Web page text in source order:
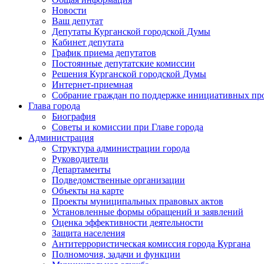
Новости
Ваш депутат
Депутаты Курганской городской Думы
Кабинет депутата
График приема депутатов
Постоянные депутатские комиссии
Решения Курганской городской Думы
Интернет-приемная
Собрание граждан по поддержке инициативных
Глава города
Биография
Советы и комиссии при Главе города
Администрация
Структура администрации города
Руководители
Департаменты
Подведомственные организации
Объекты на карте
Проекты муниципальных правовых актов
Установленные формы обращений и заявлений
Оценка эффективности деятельности
Защита населения
Антитеррористическая комиссия города Кургана
Полномочия, задачи и функции